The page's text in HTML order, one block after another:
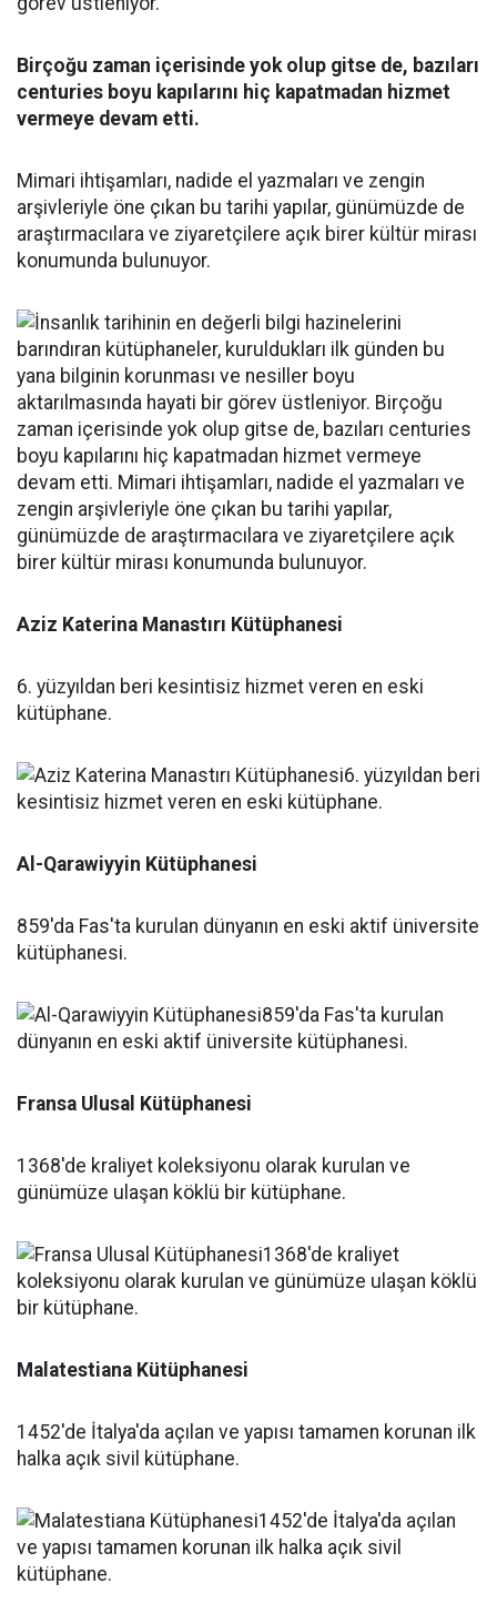
Birçoğu zaman içerisinde yok olup gitse de, bazıları
centuries boyu kapılarını hiç kapatmadan hizmet
vermeye devam etti.
Mimari ihtişamları, nadide el yazmaları ve zengin
arşivleriyle öne çıkan bu tarihi yapılar, günümüzde de
araştırmacılara ve ziyaretçilere açık birer kültür mirası
konumunda bulunuyor.
Aziz Katerina Manastırı Kütüphanesi
6. yüzyıldan beri kesintisiz hizmet veren en eski
kütüphane.
Al-Qarawiyyin Kütüphanesi
859'da Fas'ta kurulan dünyanın en eski aktif üniversite
kütüphanesi.
Fransa Ulusal Kütüphanesi
1368'de kraliyet koleksiyonu olarak kurulan ve
günümüze ulaşan köklü bir kütüphane.
Malatestiana Kütüphanesi
1452'de İtalya'da açılan ve yapısı tamamen korunan ilk
halka açık sivil kütüphane.